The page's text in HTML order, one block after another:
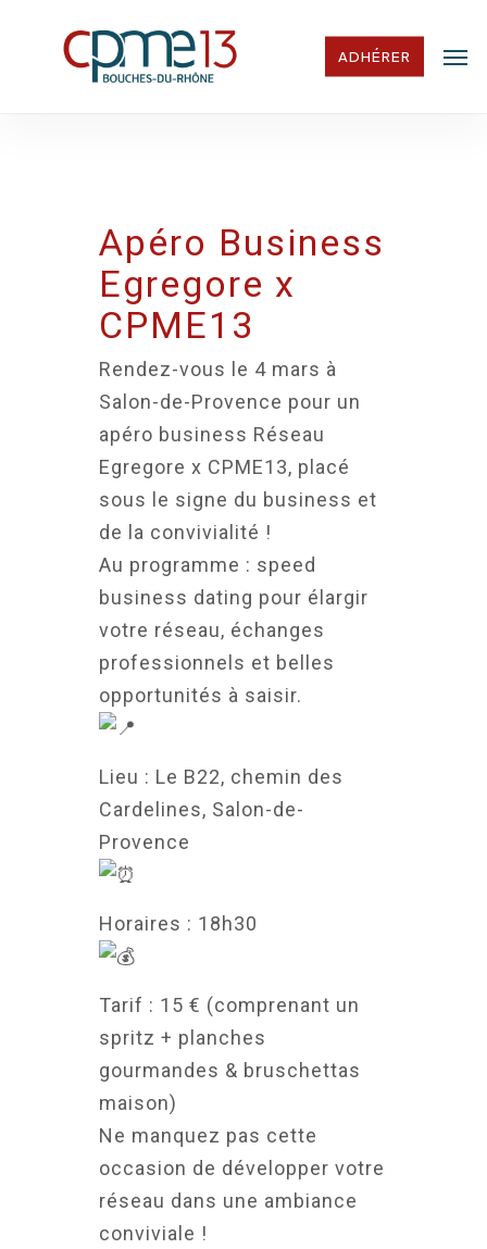
ADHÉRER
Apéro Business
Egregore x
CPME13
Rendez-vous le 4 mars à
Salon-de-Provence pour un
apéro business Réseau
Egregore x CPME13, placé
sous le signe du business et
de la convivialité !
Au programme : speed
business dating pour élargir
votre réseau, échanges
professionnels et belles
opportunités à saisir.
Lieu : Le B22, chemin des
Cardelines, Salon-de-
Provence
Horaires : 18h30
Tarif : 15 € (comprenant un
spritz + planches
gourmandes & bruschettas
maison)
Ne manquez pas cette
occasion de développer votre
réseau dans une ambiance
conviviale !